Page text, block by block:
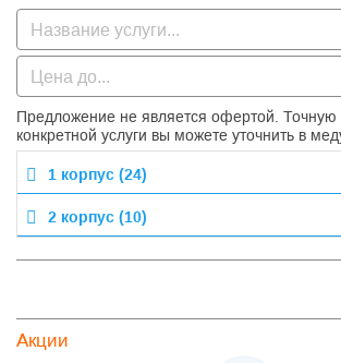
скипидарные, «сухие» углекислые
минеральные и другие ванны, души
веерный, душ «Шарко»)
Спелеотерапия.
Сухие углекислые ванны.
Метод гиперболический оскигенации
Бассейны, тренажерный зал,
После посещения санатория
Вы будите готовы к новым
Предложение не является офертой. Точную
конкретной услуги вы можете уточнить в
1 корпус (24)
2 корпус (10)
Акции